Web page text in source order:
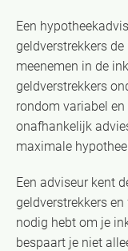
Een
geldverstrekkers
meenemen in de
geldverstrekkers
rondom variabel
onafhankelijk
maximale
Een adviseur kent
geldverstrekkers
nodig hebt om je
bespaart je niet